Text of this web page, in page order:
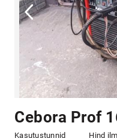
Cebora Prof
Kasutustunnid Hind